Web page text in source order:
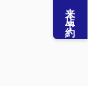
来店予約